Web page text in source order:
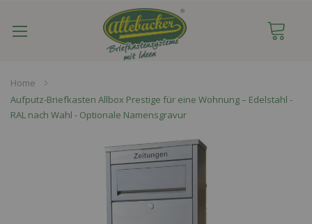
Home
Aufputz-Briefkasten Allbox Prestige für eine Wohnung – Edelstahl -
RAL nach Wahl - Optionale Namensgravur